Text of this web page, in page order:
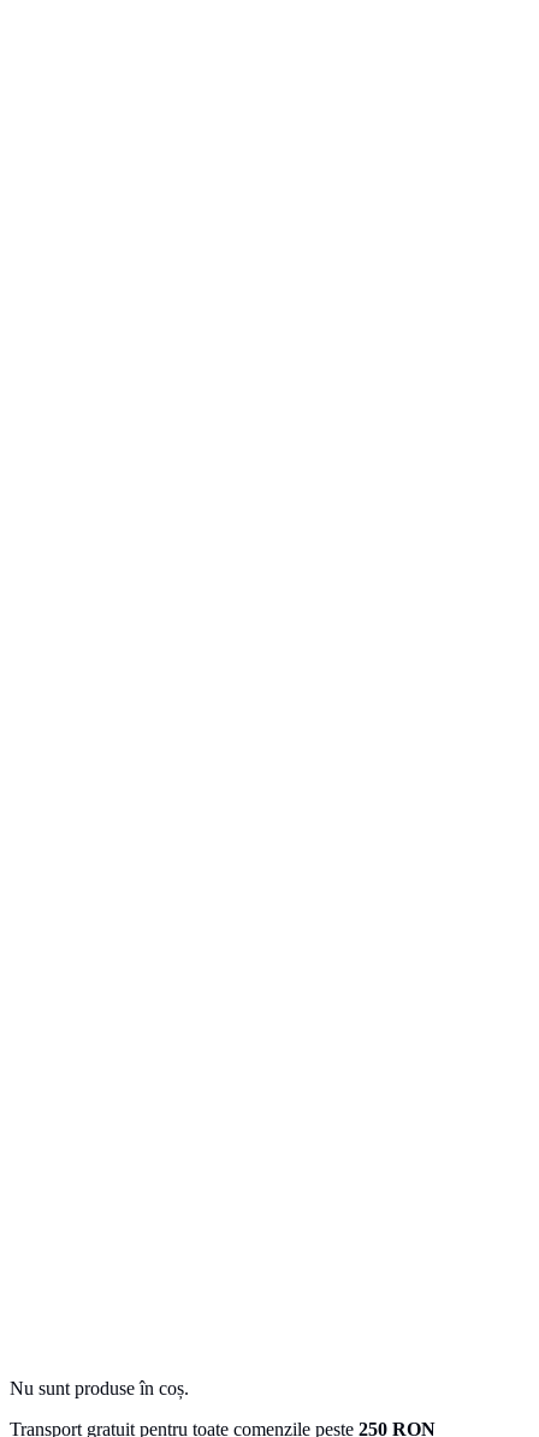
Nu sunt produse în coș.
Transport gratuit pentru toate comenzile peste 250 RON